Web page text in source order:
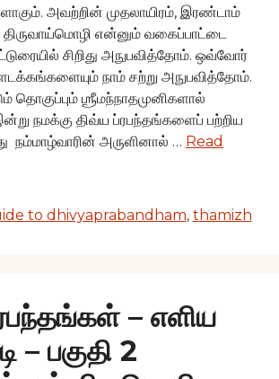
அவற்றின் முதலாயிரம், இரண்டாம்
திருவாய்மொழி என்னும் வகைப்பாட்டை
சிறிது அநுபவித்தோம். ஒவ்வோர்
நாம் சற்று அநுபவித்தோம்.
தொகுப்பும் ஶ்ரீமந்நாதமுனிகளால்
நமக்கு திவ்ய ப்ரபந்தங்களைப் பற்றிய
நம்மாழ்வாரின் அருளினால் … Read
to dhivyaprabandham, thamizh
– எளிய
– பகுதி 2